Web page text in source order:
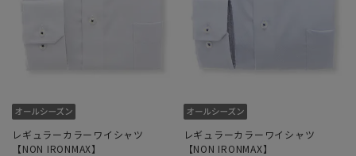
レギュラーカラーワイシャツ
【NON IRONMAX】
レギュラーカラーワイシャツ
【NON IRONMAX】